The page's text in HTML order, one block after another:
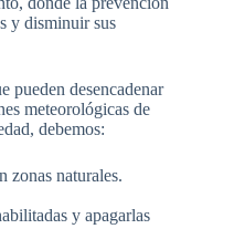
y disminuir sus
pueden desencadenar
meteorológicas de
debemos:
zonas naturales.
y apagarlas